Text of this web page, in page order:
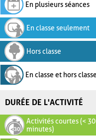
En plusieurs séances
En classe seulement
Hors classe
En classe et hors classe
DURÉE DE L'ACTIVITÉ
Activités courtes (< 30
minutes)